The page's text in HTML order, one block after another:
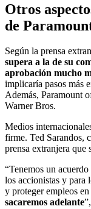
Otros
de
Según la prensa
supera a la de su
aprobación mucho
implicaría pasos más
Además, Paramount
Warner Bros.
Medios
firme. Ted Sarandos,
prensa extranjera que
“Tenemos un
los accionistas y para
y proteger empleos
sacaremos adelante